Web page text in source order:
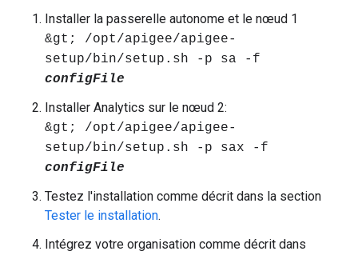
Installer la passerelle autonome et le nœud 1
&gt; /opt/apigee/apigee-
setup/bin/setup.sh -p sa -f
configFile
Installer Analytics sur le nœud 2:
&gt; /opt/apigee/apigee-
setup/bin/setup.sh -p sax -f
configFile
Testez l'installation comme décrit dans la section
Tester le installation.
Intégrez votre organisation comme décrit dans